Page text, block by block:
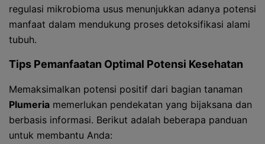
regulasi mikrobioma usus menunjukkan adanya potensi
manfaat dalam mendukung proses detoksifikasi alami
tubuh.
Tips Pemanfaatan Optimal Potensi Kesehatan
Memaksimalkan potensi positif dari bagian tanaman
Plumeria memerlukan pendekatan yang bijaksana dan
berbasis informasi. Berikut adalah beberapa panduan
untuk membantu Anda: